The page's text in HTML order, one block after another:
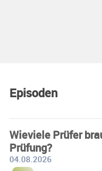
Episoden
Wieviele Prüfer
Prüfung?
04.08.2026